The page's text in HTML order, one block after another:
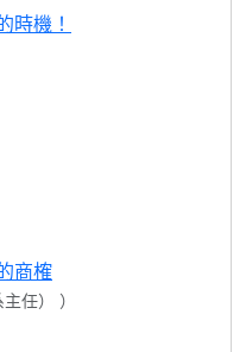
時機！
商榷
任） ）